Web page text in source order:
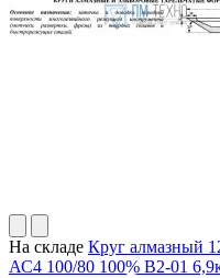
На складе Круг алмазный
АС4 100/80 100% В2-01